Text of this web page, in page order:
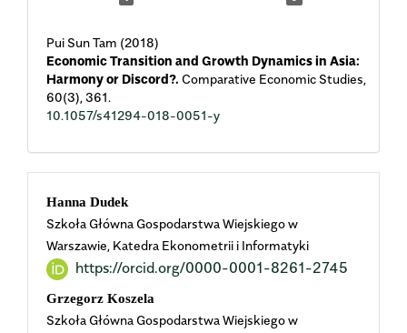
Pui Sun Tam (2018)
Economic Transition and Growth Dynamics in Asia:
Harmony or Discord?. Comparative Economic Studies,
60(3),361.
10.1057/s41294-018-0051-y
Main
Article
Content
Hanna Dudek
Szkoła Główna Gospodarstwa Wiejskiego w
Warszawie, Katedra Ekonometrii i Informatyki
https://orcid.org/0000-0001-8261-2745
Grzegorz Koszela
Szkoła Główna Gospodarstwa Wiejskiego w